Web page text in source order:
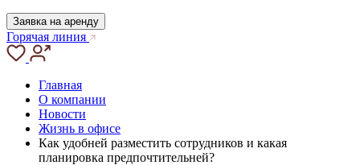
Заявка на аренду
Горячая линия
Главная
О компании
Новости
Жизнь в офисе
Как удобней разместить сотрудников и какая
планировка предпочтительней?